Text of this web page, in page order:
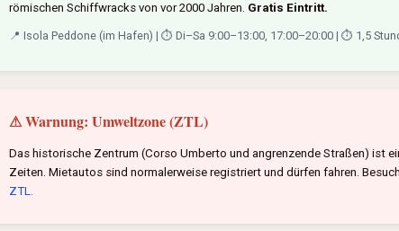
römischen Schiffwracks von vor 2000 Jahren. Gratis Eintritt.
📍 Isola Peddone (im Hafen) | ⏱️ Di–Sa 9:00–13:00, 17:00–20:00 | ⏱️ 1,5
⚠ Warnung: Umweltzone (ZTL)
Das historische Zentrum (Corso Umberto und angrenzende Straßen) ist
Zeiten. Mietautos sind normalerweise registriert und dürfen fahren.
ZTL.